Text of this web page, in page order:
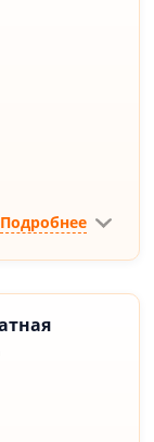
Подробнее